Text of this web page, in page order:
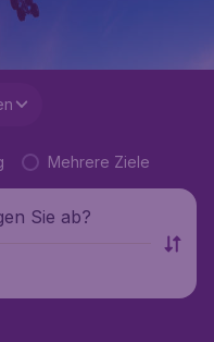
Mehrere Ziele
Sie ab?